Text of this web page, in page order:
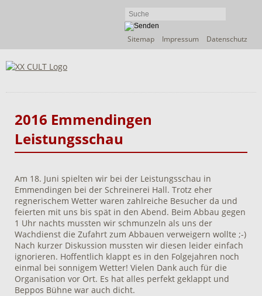
Navigation
Sitemap Impressum Datenschutz
2016 Emmendingen
Leistungsschau
Am 18. Juni spielten wir bei der Leistungsschau in
Emmendingen bei der Schreinerei Hall. Trotz eher
regnerischem Wetter waren zahlreiche Besucher da und
feierten mit uns bis spät in den Abend. Beim Abbau gegen
1 Uhr nachts mussten wir schmunzeln als uns der
Wachdienst die Zufahrt zum Abbauen verweigern wollte ;-)
Nach kurzer Diskussion mussten wir diesen leider einfach
ignorieren. Hoffentlich klappt es in den Folgejahren noch
einmal bei sonnigem Wetter! Vielen Dank auch für die
Organisation vor Ort. Es hat alles perfekt geklappt und
Beppos Bühne war auch dicht.